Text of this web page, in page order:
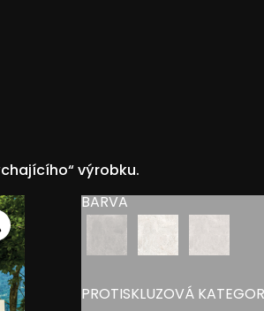
výrobku.
Zoom
BARVA
PROTISKLUZOVÁ